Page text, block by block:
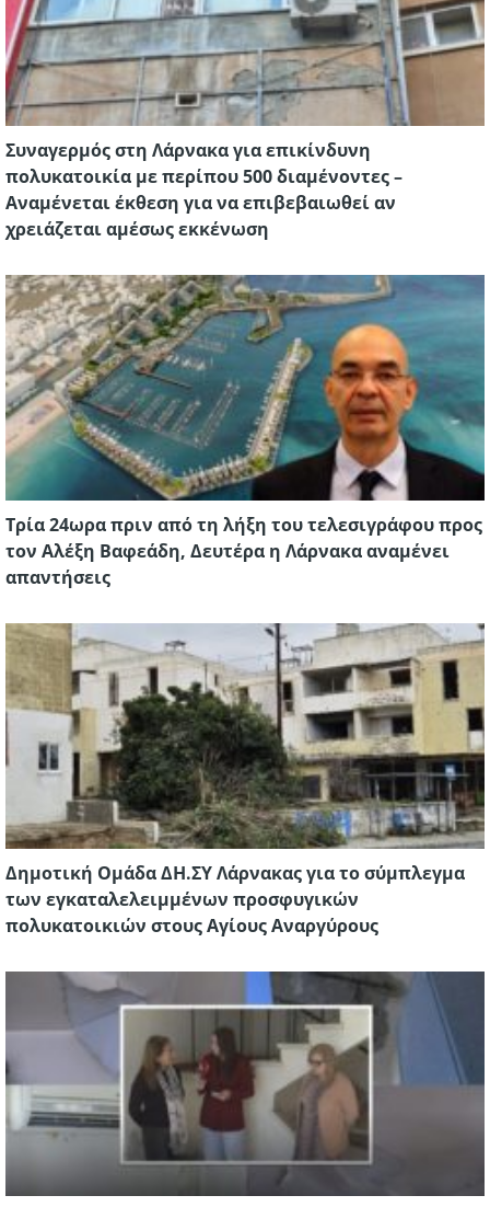
Συναγερμός στη Λάρνακα για επικίνδυνη
πολυκατοικία με περίπου 500 διαμένοντες –
Αναμένεται έκθεση για να επιβεβαιωθεί αν
χρειάζεται αμέσως εκκένωση
Τρία 24ωρα πριν από τη λήξη του τελεσιγράφου προς
τον Αλέξη Βαφεάδη, Δευτέρα η Λάρνακα αναμένει
απαντήσεις
Δημοτική Ομάδα ΔΗ.ΣΥ Λάρνακας για το σύμπλεγμα
των εγκαταλελειμμένων προσφυγικών
πολυκατοικιών στους Αγίους Αναργύρους